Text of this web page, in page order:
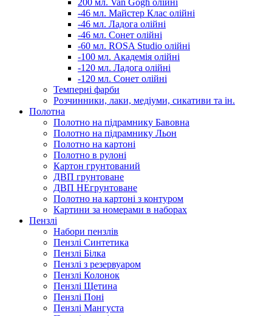
200 мл. Van Gogh олійні
-46 мл. Майстер Клас олійні
-46 мл. Ладога олійні
-46 мл. Сонет олійні
-60 мл. ROSA Studio олійні
-100 мл. Академія олійні
-120 мл. Ладога олійні
-120 мл. Сонет олійні
Темперні фарби
Розчинники, лаки, медіуми, сикативи та ін.
Полотна
Полотно на підрамнику Бавовна
Полотно на підрамнику Льон
Полотно на картоні
Полотно в рулоні
Картон грунтований
ДВП грунтоване
ДВП НЕгрунтоване
Полотно на картоні з контуром
Картини за номерами в наборах
Пензлі
Набори пензлів
Пензлі Синтетика
Пензлі Білка
Пензлі з резервуаром
Пензлі Колонок
Пензлі Щетина
Пензлі Поні
Пензлі Мангуста